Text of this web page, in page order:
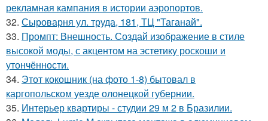
рекламная кампания в истории аэропортов.
32. Сыроварня ул. труда, 181, ТЦ "Таганай".
33. Промпт: Внешность. Создай изображение в стиле
высокой моды, с акцентом на эстетику роскоши и
утончённости.
34. Этот кокошник (на фото 1-8) бытовал в
каргопольском уезде олонецкой губернии.
35. Интерьер квартиры - студии 29 м 2 в Бразилии.